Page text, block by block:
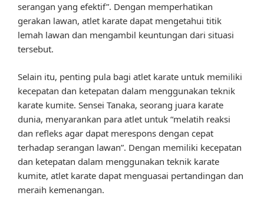
serangan yang efektif”. Dengan memperhatikan
gerakan lawan, atlet karate dapat mengetahui titik
lemah lawan dan mengambil keuntungan dari situasi
tersebut.
Selain itu, penting pula bagi atlet karate untuk memiliki
kecepatan dan ketepatan dalam menggunakan teknik
karate kumite. Sensei Tanaka, seorang juara karate
dunia, menyarankan para atlet untuk “melatih reaksi
dan refleks agar dapat merespons dengan cepat
terhadap serangan lawan”. Dengan memiliki kecepatan
dan ketepatan dalam menggunakan teknik karate
kumite, atlet karate dapat menguasai pertandingan dan
meraih kemenangan.